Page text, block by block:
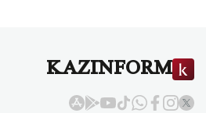
KAZINFORM